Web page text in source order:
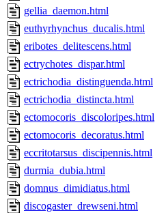
gellia_daemon.html
euthyrhynchus_ducalis.html
eribotes_delitescens.html
ectrychotes_dispar.html
ectrichodia_distinguenda.html
ectrichodia_distincta.html
ectomocoris_discoloripes.html
ectomocoris_decoratus.html
eccritotarsus_discipennis.html
durmia_dubia.html
domnus_dimidiatus.html
discogaster_drewseni.html